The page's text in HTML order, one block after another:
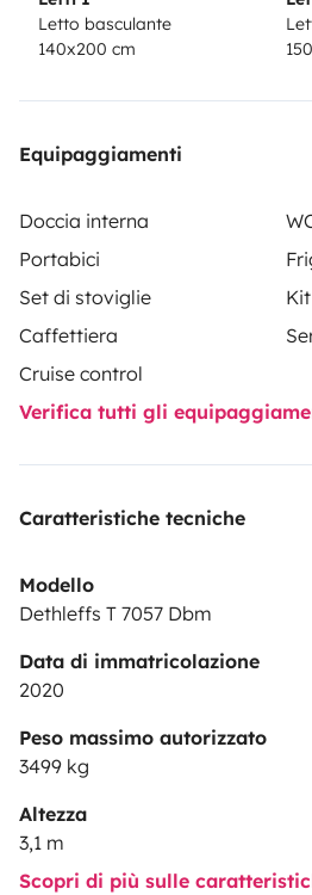
Letto basculante
140x200 cm
Equipaggiamenti
Doccia interna
Portabici
Set di stoviglie
Caffettiera
Cruise control
Verifica tutti gli
Caratteristiche tecniche
Modello
Dethleffs T 7057 Dbm
Data di immatricolazione
2020
Peso massimo autorizzato
3499 kg
Altezza
3,1 m
Scopri di più sulle